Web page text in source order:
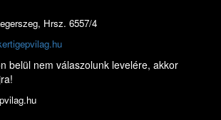
Hrsz. 6557/4
belül nem válaszolunk levelére, akkor